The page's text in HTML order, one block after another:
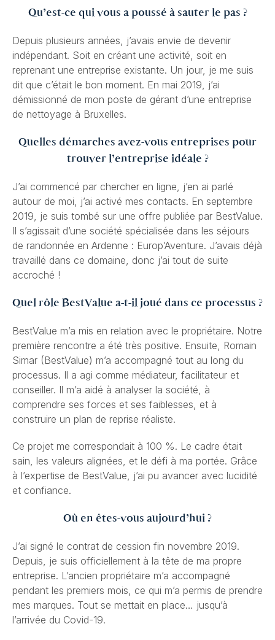
Qu’est-ce qui vous a poussé à sauter le pas ?
Depuis plusieurs années, j’avais envie de devenir
indépendant. Soit en créant une activité, soit en
reprenant une entreprise existante. Un jour, je me suis
dit que c’était le bon moment. En mai 2019, j’ai
démissionné de mon poste de gérant d’une entreprise
de nettoyage à Bruxelles.
Quelles démarches avez-vous entreprises pour
trouver l’entreprise idéale ?
J’ai commencé par chercher en ligne, j’en ai parlé
autour de moi, j’ai activé mes contacts. En septembre
2019, je suis tombé sur une offre publiée par BestValue.
Il s’agissait d’une société spécialisée dans les séjours
de randonnée en Ardenne : Europ’Aventure. J’avais déjà
travaillé dans ce domaine, donc j’ai tout de suite
accroché !
Quel rôle BestValue a-t-il joué dans ce processus ?
BestValue m’a mis en relation avec le propriétaire. Notre
première rencontre a été très positive. Ensuite, Romain
Simar (BestValue) m’a accompagné tout au long du
processus. Il a agi comme médiateur, facilitateur et
conseiller. Il m’a aidé à analyser la société, à
comprendre ses forces et ses faiblesses, et à
construire un plan de reprise réaliste.
Ce projet me correspondait à 100 %. Le cadre était
sain, les valeurs alignées, et le défi à ma portée. Grâce
à l’expertise de BestValue, j’ai pu avancer avec lucidité
et confiance.
Où en êtes-vous aujourd’hui ?
J’ai signé le contrat de cession fin novembre 2019.
Depuis, je suis officiellement à la tête de ma propre
entreprise. L’ancien propriétaire m’a accompagné
pendant les premiers mois, ce qui m’a permis de prendre
mes marques. Tout se mettait en place… jusqu’à
l’arrivée du Covid-19.